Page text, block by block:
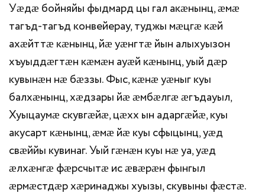
Уӕдӕ бойняйы фыдмард цы гал акӕнынц, ӕмӕ
тагъд-тагъд конвейерау, туджы мӕцгӕ кӕй
ахӕйттӕ кӕнынц, йӕ уӕнгтӕ йын алыхуызон
хъуыддӕгтӕн кӕмӕн ауӕй кӕнынц, уый дӕр
кувынӕн нӕ бӕззы. Фыс, кӕнӕ уӕныг куы
балхӕнынц, хӕдзары йӕ ӕмбӕлгӕ ӕгъдауыл,
Хуыцаумӕ скувгӕйӕ, цӕхх ын адаргӕйӕ, куы
акусарт кӕнынц, ӕмӕ йӕ куы сфыцынц, уӕд
свӕййы кувинаг. Уый гӕнӕн куы нӕ уа, уӕд
ӕлхӕнгӕ фӕрсчытӕ ис ӕвӕрӕн фынгыл
ӕрмӕстдӕр хӕринаджы хуызы, скувыны фӕстӕ.